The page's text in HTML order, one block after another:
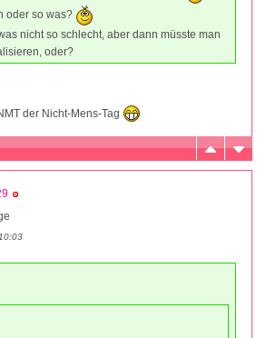
oder so was?
nicht so schlecht, aber dann müsste man
oder?
der Nicht-Mens-Tag